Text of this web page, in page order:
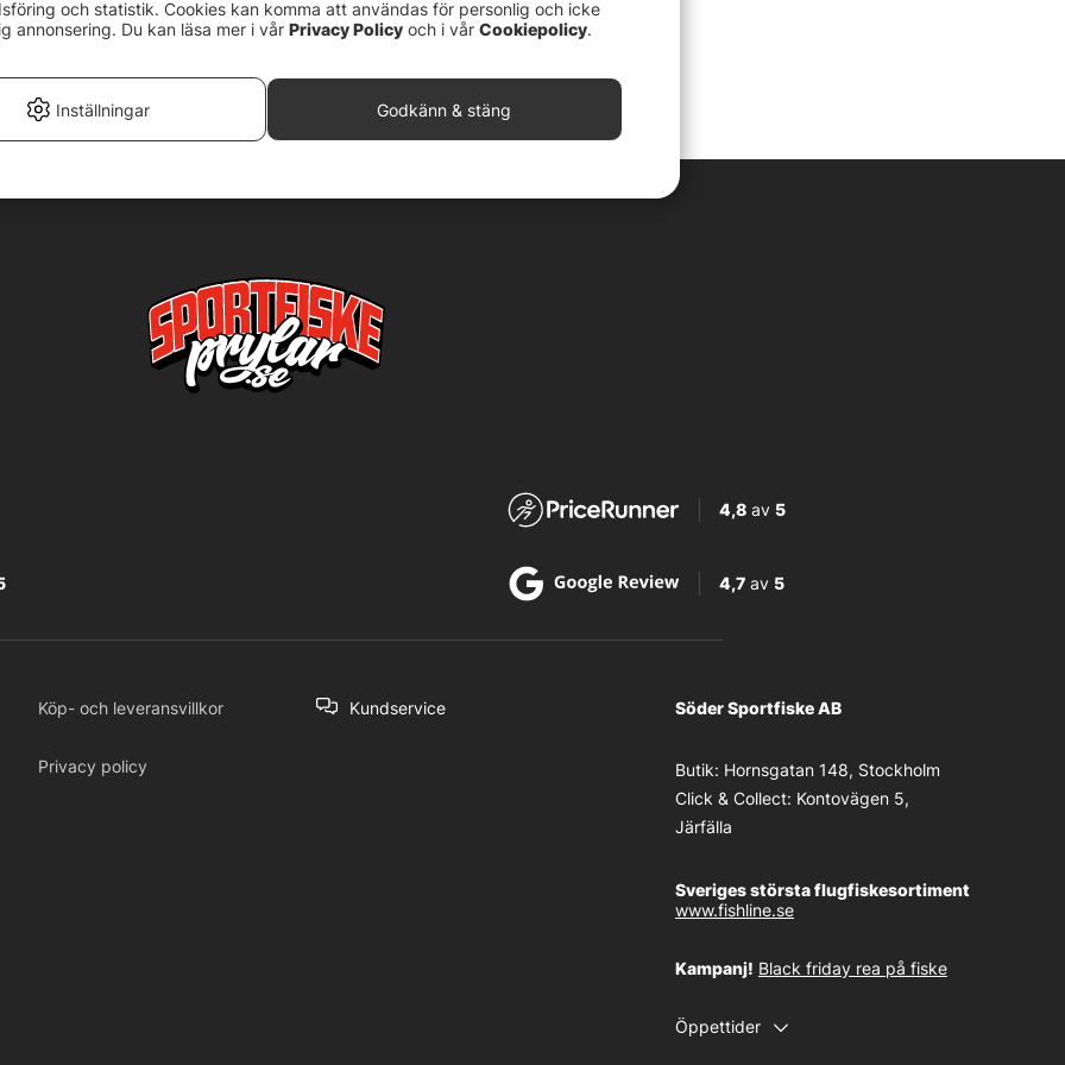
Combo
4,8av 5
4,7av 5
Köp- och leveransvillkor
Privacy policy
Kundservice Söder Sportfiske AB
Butik: Hornsgatan 148, Stockholm
Click & Collect: Kontovägen 5,
Järfälla
Sveriges största flugfiskesortiment
www.fishline.se
Kampanj! Black friday rea på fiske
Öppettider
och statistik. Cookies kan komma att användas för personlig och icke
annonsering. Du kan läsa mer i vår Privacy Policy och i vår Cookiepolicy.
Inställningar Godkänn & stäng